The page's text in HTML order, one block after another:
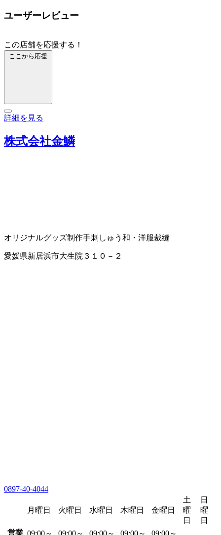
ユーザーレビュー
この店舗を応援する！
ここから応援
詳細を見る
株式会社金鱗
オリジナルグッズ制作手刺しゅう 和・洋服裁縫
愛媛県新居浜市大生院３１０－２
0897-40-4044
月曜日 火曜日 水曜日 木曜日 金曜日
土
曜
日
日
曜
日
営業